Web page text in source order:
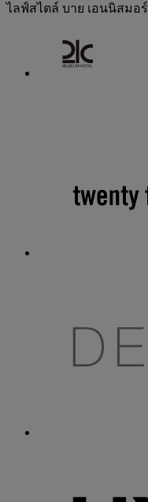
ไลฟ์สไตล์ บาย เอนนิสมอร์